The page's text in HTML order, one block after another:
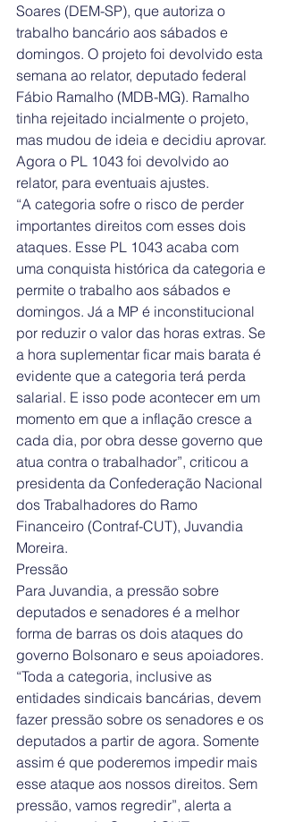
Soares (DEM-SP), que autoriza o
trabalho bancário aos sábados e
domingos. O projeto foi devolvido esta
semana ao relator, deputado federal
Fábio Ramalho (MDB-MG). Ramalho
tinha rejeitado incialmente o projeto,
mas mudou de ideia e decidiu aprovar.
Agora o PL 1043 foi devolvido ao
relator, para eventuais ajustes.
“A categoria sofre o risco de perder
importantes direitos com esses dois
ataques. Esse PL 1043 acaba com
uma conquista histórica da categoria e
permite o trabalho aos sábados e
domingos. Já a MP é inconstitucional
por reduzir o valor das horas extras. Se
a hora suplementar ficar mais barata é
evidente que a categoria terá perda
salarial. E isso pode acontecer em um
momento em que a inflação cresce a
cada dia, por obra desse governo que
atua contra o trabalhador”, criticou a
presidenta da Confederação Nacional
dos Trabalhadores do Ramo
Financeiro (Contraf-CUT), Juvandia
Moreira.
Pressão
Para Juvandia, a pressão sobre
deputados e senadores é a melhor
forma de barras os dois ataques do
governo Bolsonaro e seus apoiadores.
“Toda a categoria, inclusive as
entidades sindicais bancárias, devem
fazer pressão sobre os senadores e os
deputados a partir de agora. Somente
assim é que poderemos impedir mais
esse ataque aos nossos direitos. Sem
pressão, vamos regredir”, alerta a